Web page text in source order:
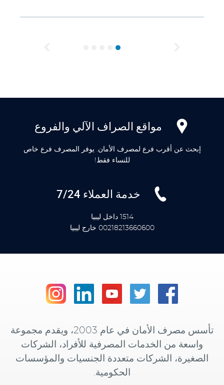
مواقع الصراف الآلي والفروع
إبحث عن أقرب فرع لمصرف الأمان. يوفر المصرف فرع خاص
للنساء فقط!
خدمة العملاء 7/24
1514 داخل ليبيا
00218213660600 خارج ليبيا
تأسس مصرف الأمان في عام 2003، ويقدم مجموعة
واسعة من الخدمات المصرفية للأفراد، الشركات
الصغيرة، الشركات متعددة الجنسيات والمؤسسات
الحكومية.